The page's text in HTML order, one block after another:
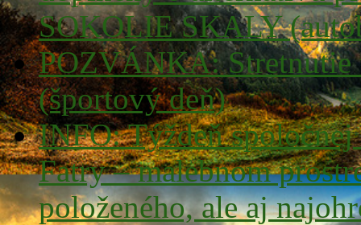
SOKOLIE SKALY
POZVÁNKA: Stretnutie
(športový deň)
INFO: Týždeň
Fatry – malebnom
položeného, ale aj